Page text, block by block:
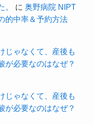
に 奥野病院 NIPT
的中率＆予約方法
じゃなくて、産後も
が必要なのはなぜ？
じゃなくて、産後も
が必要なのはなぜ？